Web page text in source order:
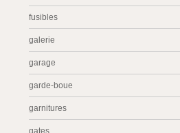
fusibles
galerie
garage
garde-boue
garnitures
gates